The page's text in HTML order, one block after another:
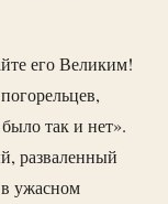
его Великим!
так и нет».
разваленный
ужасном